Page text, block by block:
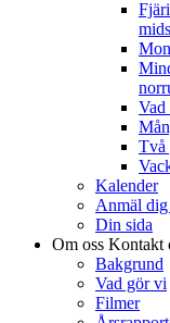
Vad
Två
Kalender
Anmäl dig
Din sida
Om oss Kontakt
Bakgrund
Vad gör vi
Filmer